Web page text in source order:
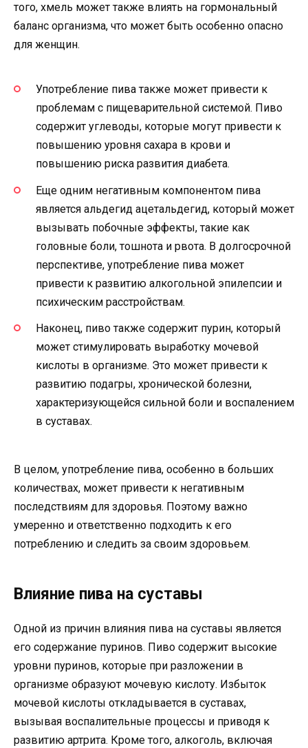
того, хмель может также влиять на гормональный
баланс организма, что может быть особенно опасно
для женщин.
Употребление пива также может привести к
проблемам с пищеварительной системой. Пиво
содержит углеводы, которые могут привести к
повышению уровня сахара в крови и
повышению риска развития диабета.
Еще одним негативным компонентом пива
является альдегид ацетальдегид, который может
вызывать побочные эффекты, такие как
головные боли, тошнота и рвота. В долгосрочной
перспективе, употребление пива может
привести к развитию алкогольной эпилепсии и
психическим расстройствам.
Наконец, пиво также содержит пурин, который
может стимулировать выработку мочевой
кислоты в организме. Это может привести к
развитию подагры, хронической болезни,
характеризующейся сильной боли и воспалением
в суставах.
В целом, употребление пива, особенно в больших
количествах, может привести к негативным
последствиям для здоровья. Поэтому важно
умеренно и ответственно подходить к его
потреблению и следить за своим здоровьем.
Влияние пива на суставы
Одной из причин влияния пива на суставы является
его содержание пуринов. Пиво содержит высокие
уровни пуринов, которые при разложении в
организме образуют мочевую кислоту. Избыток
мочевой кислоты откладывается в суставах,
вызывая воспалительные процессы и приводя к
развитию артрита. Кроме того, алкоголь, включая